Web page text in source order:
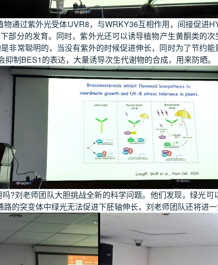
通过紫外光受体UVR8，与WRKY36互相作用，间接促进
部分的发育。同时，紫外光还可以诱导植物产生黄酮类的
非常聪明的，当没有紫外的时候促进伸长，同时为了节约
制BES1的表达，大量诱导次生代谢物的合成，用来防晒。
?刘老师团队大胆挑战全新的科学问题。他们发现，绿光
的突变体中绿光无法促进下胚轴伸长，刘老师团队还将进一